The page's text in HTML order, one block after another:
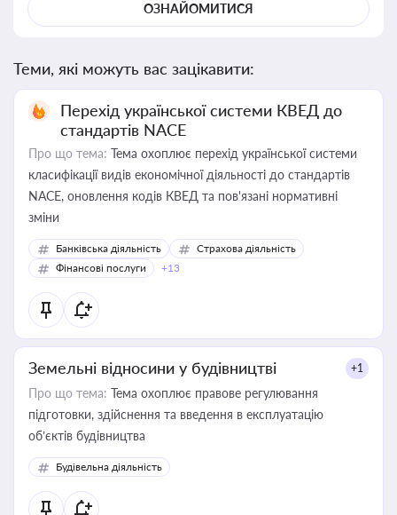
ОЗНАЙОМИТИСЯ
Теми, які можуть вас зацікавити:
Перехід української системи КВЕД до
стандартів NACE
Про що тема: Тема охоплює перехід української системи
класифікації видів економічної діяльності до стандартів
NACE, оновлення кодів КВЕД та пов'язані нормативні
зміни
Банківська діяльність
Страхова діяльність
Фінансові послуги
+13
Земельні відносини у будівництві +1
Про що тема: Тема охоплює правове регулювання
підготовки, здійснення та введення в експлуатацію
об’єктів будівництва
Будівельна діяльність